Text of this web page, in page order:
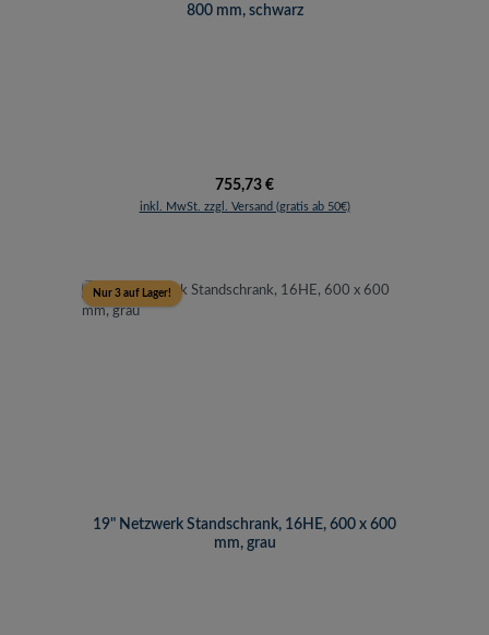
800 mm, schwarz
Regulärer Preis:
755,73 €
inkl. MwSt. zzgl. Versand (gratis ab 50€)
Nur 3 auf Lager!
19" Netzwerk Standschrank, 16HE, 600 x 600
mm, grau